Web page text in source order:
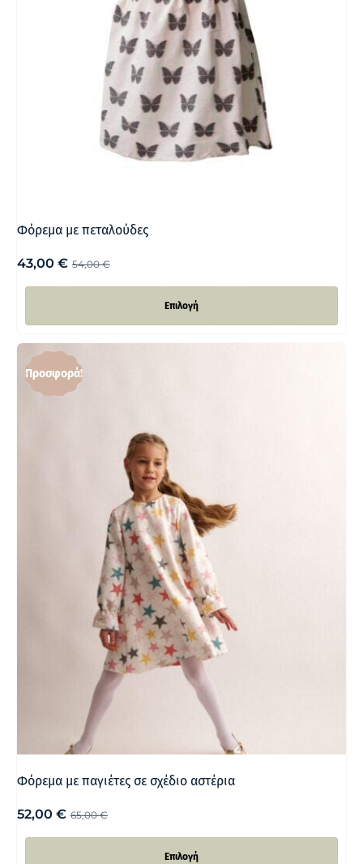
Φόρεμα με πεταλούδες
54,00€
43,00 €
Επιλογή
Προσφορά!
Φόρεμα με παγιέτες σε σχέδιο αστέρια
65,00€
52,00 €
Επιλογή